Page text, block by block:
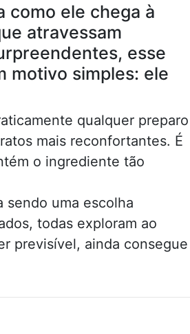
como ele chega à
atravessam
esse
motivo simples: ele
qualquer preparo
mais reconfortantes. É
o ingrediente tão
sendo uma escolha
todas exploram ao
previsível, ainda consegue